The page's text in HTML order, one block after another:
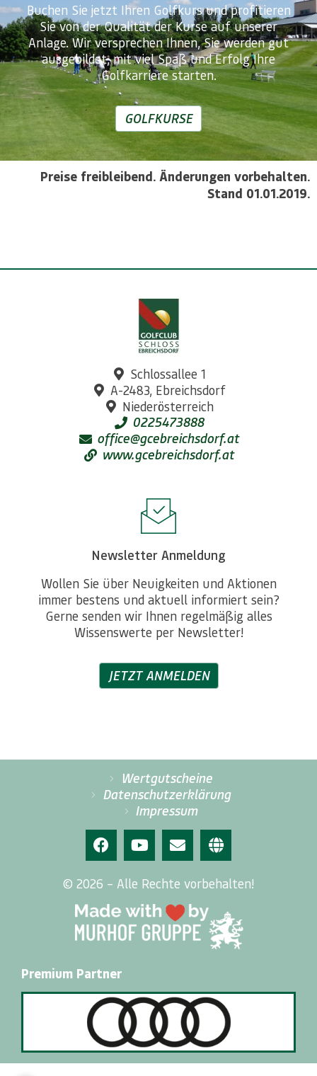
Buchen Sie jetzt Ihren Golfkurs und profitieren
Sie von der Qualität der Kurse auf unserer
Anlage. Wir versprechen Ihnen, Sie werden gut
ausgebildet, mit viel Spaß und Erfolg Ihre
Golfkarriere starten.
GOLFKURSE
Preise freibleibend. Änderungen vorbehalten.
Stand 01.01.2019.
Schlossallee 1
A-2483, Ebreichsdorf
Niederösterreich
0225473888
office@gcebreichsdorf.at
www.gcebreichsdorf.at
Newsletter Anmeldung
Wollen Sie über Neuigkeiten und Aktionen
immer bestens und aktuell informiert sein?
Gerne senden wir Ihnen regelmäßig alles
Wissenswerte per Newsletter!
JETZT ANMELDEN
Wertgutscheine
Datenschutzerklärung
Impressum
© 2026 – Alle Rechte vorbehalten!
Premium Partner